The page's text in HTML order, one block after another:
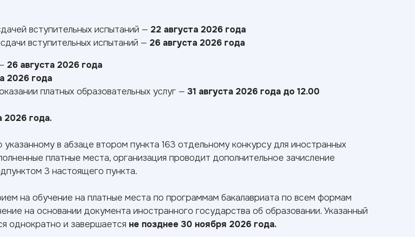
вступительных испытаний — 22 августа 2026 года
вступительных испытаний — 26 августа 2026 года
26 августа 2026 года
2026 года
платных образовательных услуг — 31 августа 2026 года до 12.00
2026 года.
в абзаце втором пункта 163 отдельному конкурсу для иностранных
платные места, организация проводит дополнительное зачисление
3 настоящего пункта.
на обучение на платные места по программам бакалавриата по всем формам
на основании документа иностранного государства об образовании. Указанный
однократно и завершается не позднее 30 ноября 2026 года.